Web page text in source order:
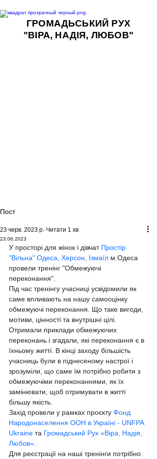
ГРОМАДЬСЬКИЙ РУХ
"ВІРА, НАДІЯ, ЛЮБОВ"
Пост
23.06.2023
23 черв. 2023 р. Читати 1 хв
У просторі для жінок і дівчат Простір
"Вільна" Одеса, Херсон, Ізмаїл м.Одеса
провели тренінг "Обмежуючі
переконання".
Під час тренінгу учасниці усвідомили як
саме впливають на нашу самооцінку
обмежуючі переконання. Що таке вигоди,
мотиви, цінності та внутрішні цілі.
Отримали приклади обмежуючих
переконань і згадали, які переконання є в
їхньому житті. В кінці заходу більшість
учасниць були в піднесеному настрої і
зрозуміли, що саме їм потрібно робити з
обмежуючіми переконаннями, як їх
замінювати, щоб отримувати в житті
більшу якість.
Захід провели у рамках проєкту Фонд
Народонаселення ООН в Україні - UNFPA
Ukraine та Громадський Рух «Віра, Надія,
Любов»
Для реєстрації на наші тренінги потрібно